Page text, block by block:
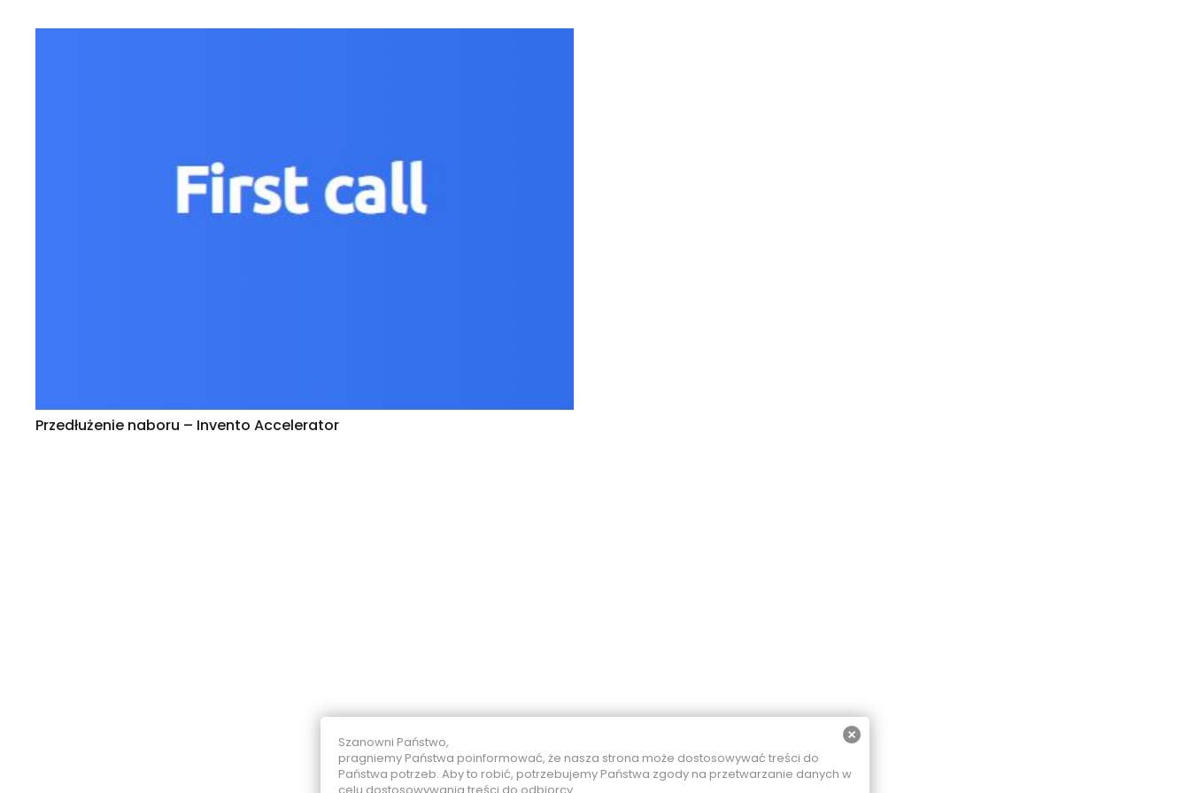
Przedłużenie naboru – Invento Accelerator
Szanowni Państwo,
pragniemy Państwa poinformować, że nasza strona może dostosowywać treści do
Państwa potrzeb. Aby to robić, potrzebujemy Państwa zgody na przetwarzanie danych w